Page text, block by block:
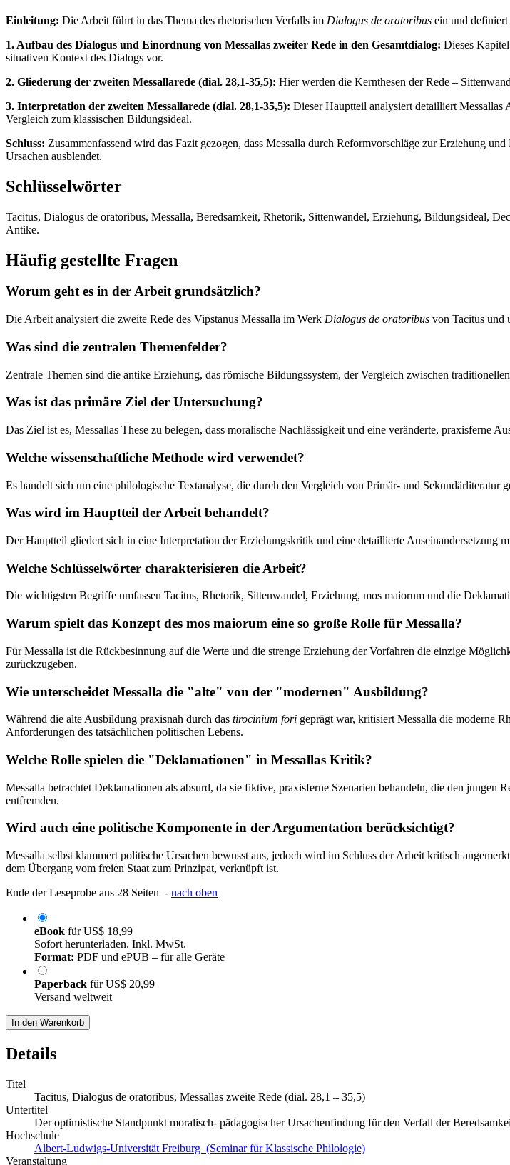
Einleitung: Die Arbeit führt in das Thema des rhetorischen Verfalls im Dialogus de oratoribus ein und definiert
1. Aufbau des Dialogus und Einordnung von Messallas zweiter Rede in den Gesamtdialog: Dieses
situativen Kontext des Dialogs vor.
2. Gliederung der zweiten Messallarede (dial. 28,1-35,5): Hier werden die Kernthesen der Rede –
3. Interpretation der zweiten Messallarede (dial. 28,1-35,5): Dieser Hauptteil analysiert detailliert
Vergleich zum klassischen Bildungsideal.
Schluss: Zusammenfassend wird das Fazit gezogen, dass Messalla durch Reformvorschläge zur Erziehung
Ursachen ausblendet.
Schlüsselwörter
Tacitus, Dialogus de oratoribus, Messalla, Beredsamkeit, Rhetorik, Sittenwandel, Erziehung, Bildungsideal,
Antike.
Häufig gestellte Fragen
Worum geht es in der Arbeit grundsätzlich?
Die Arbeit analysiert die zweite Rede des Vipstanus Messalla im Werk Dialogus de oratoribus von Tacitus und
Was sind die zentralen Themenfelder?
Zentrale Themen sind die antike Erziehung, das römische Bildungssystem, der Vergleich zwischen
Was ist das primäre Ziel der Untersuchung?
Das Ziel ist es, Messallas These zu belegen, dass moralische Nachlässigkeit und eine veränderte, praxisferne
Welche wissenschaftliche Methode wird verwendet?
Es handelt sich um eine philologische Textanalyse, die durch den Vergleich von Primär- und Sekundärliteratur
Was wird im Hauptteil der Arbeit behandelt?
Der Hauptteil gliedert sich in eine Interpretation der Erziehungskritik und eine detaillierte Auseinandersetzung
Welche Schlüsselwörter charakterisieren die Arbeit?
Die wichtigsten Begriffe umfassen Tacitus, Rhetorik, Sittenwandel, Erziehung, mos maiorum und die
Warum spielt das Konzept des mos maiorum eine so große Rolle für Messalla?
Für Messalla ist die Rückbesinnung auf die Werte und die strenge Erziehung der Vorfahren die einzige
zurückzugeben.
Wie unterscheidet Messalla die "alte" von der "modernen" Ausbildung?
Während die alte Ausbildung praxisnah durch das tirocinium fori geprägt war, kritisiert Messalla die moderne
Anforderungen des tatsächlichen politischen Lebens.
Welche Rolle spielen die "Deklamationen" in Messallas Kritik?
Messalla betrachtet Deklamationen als absurd, da sie fiktive, praxisferne Szenarien behandeln, die den
entfremden.
Wird auch eine politische Komponente in der Argumentation berücksichtigt?
Messalla selbst klammert politische Ursachen bewusst aus, jedoch wird im Schluss der Arbeit kritisch
dem Übergang vom freien Staat zum Prinzipat, verknüpft ist.
Ende der Leseprobe aus 28 Seiten - nach oben
eBook fürUS$ 18,99
Sofort herunterladen. Inkl. MwSt.
Format: PDF und ePUB – für alle Geräte
Paperback fürUS$ 20,99
Versand weltweit
In den Warenkorb
Details
Titel
Tacitus, Dialogus de oratoribus, Messallas zweite Rede (dial. 28,1 – 35,5)
Untertitel
Der optimistische Standpunkt moralisch- pädagogischer Ursachenfindung für den Verfall der
Hochschule
Albert-Ludwigs-Universität Freiburg (Seminar für Klassische Philologie)
Veranstaltung